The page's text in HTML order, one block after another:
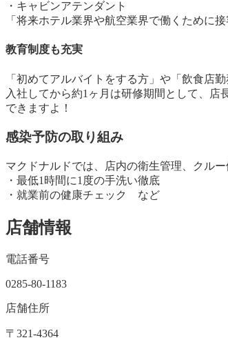
・キャビンアテンダント
「将来ホテル業界や航空業界で働くために
教育制度も充実
「初めてアルバイトをする方」や「飲食店
入社してから約1ヶ月は研修期間として、
できますよ！
感染予防の取り組み
マクドナルドでは、店内の衛生管理、クル
・最低1時間に1度の手洗い徹底
・就業前の健康チェック など
店舗情報
電話番号
0285-80-1183
店舗住所
〒321-4364